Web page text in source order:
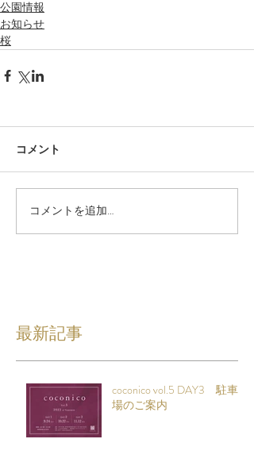
公園情報
お知らせ
桜
コメント
コメントを追加…
最新記事
coconico vol.5 DAY3 駐車
場のご案内